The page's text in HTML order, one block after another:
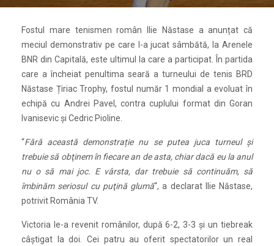
Fostul mare tenismen român Ilie Năstase a anunțat că
meciul demonstrativ pe care l-a jucat sâmbătă, la Arenele
BNR din Capitală, este ultimul la care a participat. În partida
care a încheiat penultima seară a turneului de tenis BRD
Năstase Țiriac Trophy, fostul număr 1 mondial a evoluat în
echipă cu Andrei Pavel, contra cuplului format din Goran
Ivanisevic și Cedric Pioline.
“Fără această demonstrație nu se putea juca turneul şi
trebuie să obţinem în fiecare an de asta, chiar dacă eu la anul
nu o să mai joc. E vârsta, dar trebuie să continuăm, să
îmbinăm seriosul cu puţină glumă“, a declarat Ilie Năstase,
potrivit România TV.
Victoria le-a revenit românilor, după 6-2, 3-3 și un tiebreak
câștigat la doi. Cei patru au oferit spectatorilor un real